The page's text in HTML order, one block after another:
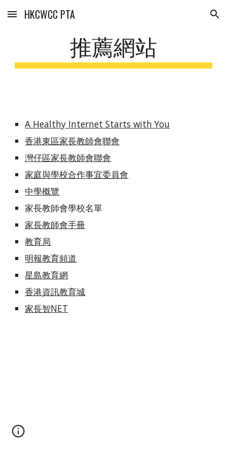
Skip to main content Skip to navigation
HKCWCC PTA
推薦網站
A Healthy Internet Starts with You
香港東區家長教師會聯會
灣仔區家長教師會聯會
家庭與學校合作事宜委員會
中學概覽
家長教師會學校名單
家長教師會手冊
教育局
明報教育頻道
星島教育網
香港資訊教育城
家長智NET